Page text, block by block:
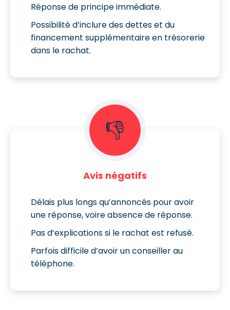
Réponse de principe immédiate.
Possibilité d’inclure des dettes et du
financement supplémentaire en trésorerie
dans le rachat.
👎
Avis négatifs
Délais plus longs qu’annoncés pour avoir
une réponse, voire absence de réponse.
Pas d’explications si le rachat est refusé.
Parfois difficile d’avoir un conseiller au
téléphone.